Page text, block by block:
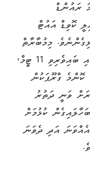
ރައުންޑް
ކޮވިޑް އައުޓް
މިމުބާރާތް
ކުރިޔަށް ގެންގޮސްފައިވަނީ މުބާރާތުގައި ބައިވެރިވި 11 ޓީމް،
ކޮންމެ ގްރޫޕަކުން
ވަނީ ދަތުރު
ކުޅުމަށް
އެއްވަނަ އަދި ދެވަނަ